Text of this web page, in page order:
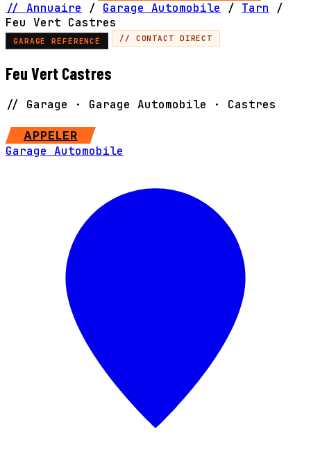
// Annuaire / Garage Automobile / Tarn
/
Feu Vert Castres
GARAGE RÉFÉRENCÉ // CONTACT DIRECT
Feu Vert Castres
// Garage · Garage Automobile · Castres
APPELER
Garage Automobile